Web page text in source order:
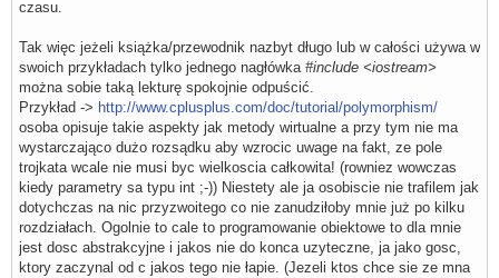
czasu.
Tak więc jeżeli książka/przewodnik nazbyt długo lub w całości używa w
swoich przykładach tylko jednego nagłówka #include <iostream>
można sobie taką lekturę spokojnie odpuścić.
Przykład -> http://www.cplusplus.com/doc/tutorial/polymorphism/
osoba opisuje takie aspekty jak metody wirtualne a przy tym nie ma
wystarczająco dużo rozsądku aby wzrocic uwage na fakt, ze pole
trojkata wcale nie musi byc wielkoscia całkowita! (rowniez wowczas
kiedy parametry sa typu int ;-)) Niestety ale ja osobiscie nie trafilem jak
dotychczas na nic przyzwoitego co nie zanudziłoby mnie już po kilku
rozdziałach. Ogolnie to cale to programowanie obiektowe to dla mnie
jest dosc abstrakcyjne i jakos nie do konca uzyteczne, ja jako gosc,
ktory zaczynal od c jakos tego nie łapie. (Jezeli ktos chce sie ze mna